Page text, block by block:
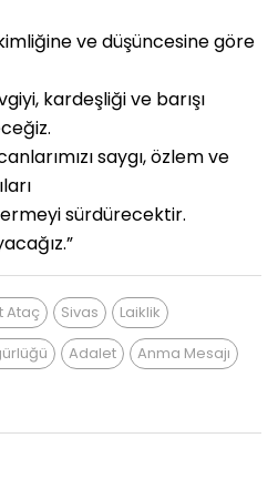
ve düşüncesine göre
kardeşliği ve barışı
saygı, özlem ve
sürdürecektir.
Ataç Sivas
Laiklik
Adalet
Anma Mesajı